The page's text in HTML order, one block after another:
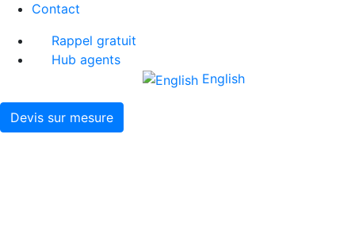
Contact
Rappel gratuit
Hub agents
English
Devis sur mesure